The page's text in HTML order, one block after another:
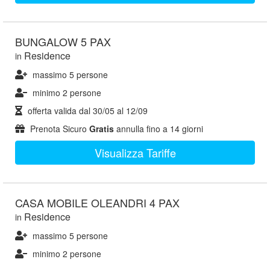
BUNGALOW 5 PAX
in Residence
massimo 5 persone
minimo 2 persone
offerta valida dal 30/05 al 12/09
Prenota Sicuro Gratis annulla fino a 14 giorni
Visualizza Tariffe
CASA MOBILE OLEANDRI 4 PAX
in Residence
massimo 5 persone
minimo 2 persone